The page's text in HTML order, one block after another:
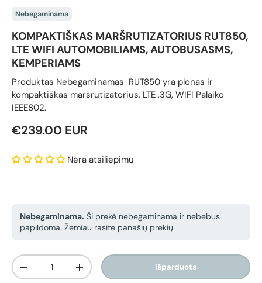
Nebegaminama
KOMPAKTIŠKAS MARŠRUTIZATORIUS RUT850,
LTE WIFI AUTOMOBILIAMS, AUTOBUSASMS,
KEMPERIAMS
Produktas Nebegaminamas RUT850 yra plonas ir
kompaktiškas maršrutizatorius, LTE ,3G, WIFI Palaiko
IEEE802.
Reguliari kaina
€239.00 EUR
Nėra atsiliepimų
Nebegaminama. Ši prekė nebegaminama ir nebebus
papildoma. Žemiau rasite panašių prekių.
Kiekis
Sumažinti kiekįPadidinti kiekį Išparduota